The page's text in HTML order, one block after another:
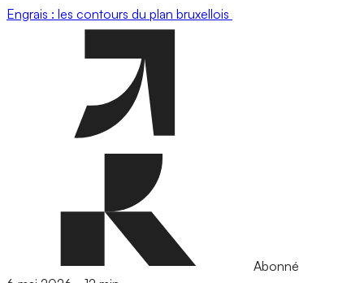
Engrais : les contours du plan bruxellois
Abonné